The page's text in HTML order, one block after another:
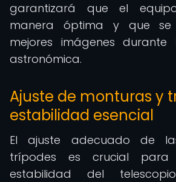
garantizará que el
manera óptima y que se
mejores imágenes durante
astronómica.
Ajuste de monturas y
estabilidad esencial
El ajuste adecuado de
trípodes es crucial para
estabilidad del